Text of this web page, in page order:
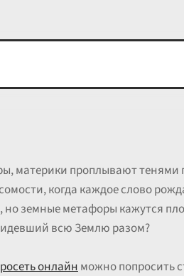
материки проплывают тенями
когда каждое слово
но земные метафоры кажутся
всю Землю разом?
онлайнможно попросить